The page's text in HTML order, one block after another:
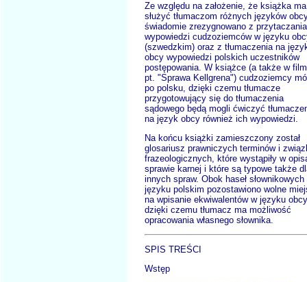
Ze względu na założenie, że książka ma
służyć tłumaczom różnych języków
świadomie zrezygnowano z przytaczania
wypowiedzi cudzoziemców w języku
(szwedzkim) oraz z tłumaczenia na
obcy wypowiedzi polskich uczestników
postępowania. W książce (a także w
pt. "Sprawa Kellgrena") cudzoziemcy
po polsku, dzięki czemu tłumacze
przygotowujący się do tłumaczenia
sądowego będą mogli ćwiczyć
na język obcy również ich wypowiedzi.
Na końcu książki zamieszczony został
glosariusz prawniczych terminów i
frazeologicznych, które wystąpiły w
sprawie karnej i które są typowe także
innych spraw. Obok haseł słownikowych
języku polskim pozostawiono wolne
na wpisanie ekwiwalentów w języku
dzięki czemu tłumacz ma możliwość
opracowania własnego słownika.
SPIS TREŚCI
Wstęp